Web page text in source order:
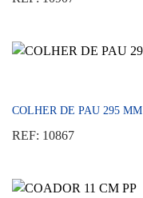
COLHER DE PAU 295 MM
REF: 10867